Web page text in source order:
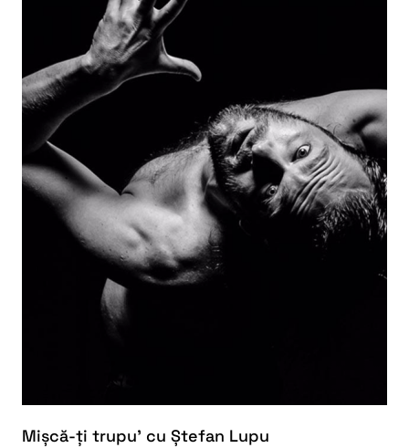
Mișcă-ți trupu’ cu Ștefan Lupu